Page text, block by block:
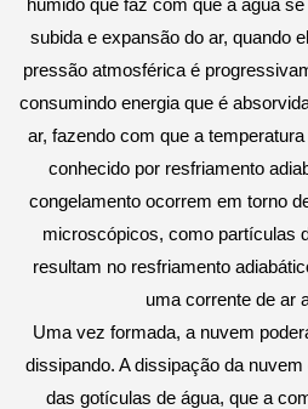
húmido que faz com que a água
subida e expansão do ar, quando
pressão atmosférica é
consumindo energia que é
ar, fazendo com que a
conhecido por resfriamento
congelamento ocorrem em torno
microscópicos, como partículas
resultam no resfriamento
uma corrente de ar
Uma vez formada, a nuvem
dissipando. A dissipação da
das gotículas de água, que a